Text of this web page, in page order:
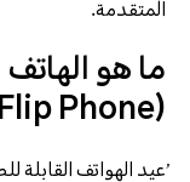
المتقدمة.
ما هو
(Flip Phone)؟